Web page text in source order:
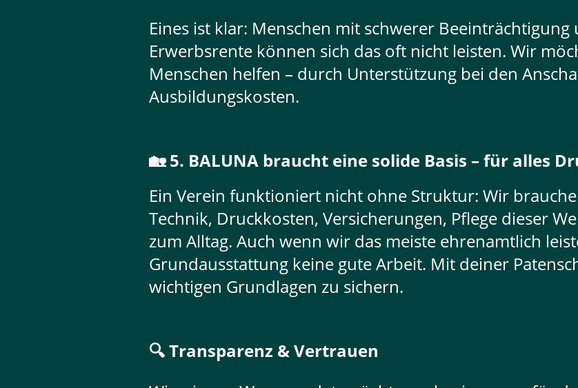
Eines ist klar: Menschen mit schwerer
Erwerbsrente können sich das oft nicht leisten. Wir
Menschen helfen – durch Unterstützung bei den
Ausbildungskosten.
🏡 5. BALUNA braucht eine solide Basis – für alles
Ein Verein funktioniert nicht ohne Struktur: Wir
Technik, Druckkosten, Versicherungen, Pflege dieser
zum Alltag. Auch wenn wir das meiste ehrenamtlich
Grundausstattung keine gute Arbeit. Mit deiner
wichtigen Grundlagen zu sichern.
🔍 Transparenz & Vertrauen